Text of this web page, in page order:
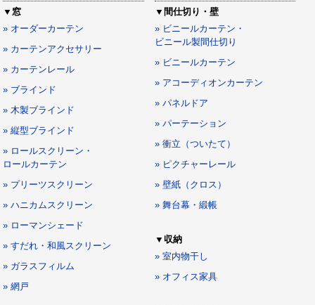
▼窓
» オーダーカーテン
» カーテンアクセサリー
» カーテンレール
» ブラインド
» 木製ブラインド
» 縦型ブラインド
» ロールスクリーン・
ロールカーテン
» プリーツスクリーン
» ハニカムスクリーン
» ローマンシェード
» すだれ・和風スクリーン
» ガラスフィルム
» 網戸
▼間仕切り・壁
» ビニールカーテン・
ビニール製間仕切り
» ビニールカーテン
» アコーディオンカーテン
» パネルドア
» パーテーション
» 衝立（ついたて）
» ピクチャーレール
» 壁紙（クロス）
» 舞台幕・緞帳
▼収納
» 室内物干し
» オフィス家具